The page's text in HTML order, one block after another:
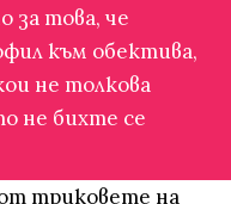
за това, че
към обектива,
не толкова
не бихте се
триковете на